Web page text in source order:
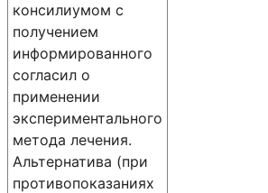
консилиумом с
получением
информированного
согласил о
применении
экспериментального
метода лечения.
Альтернатива (при
противопоказаниях